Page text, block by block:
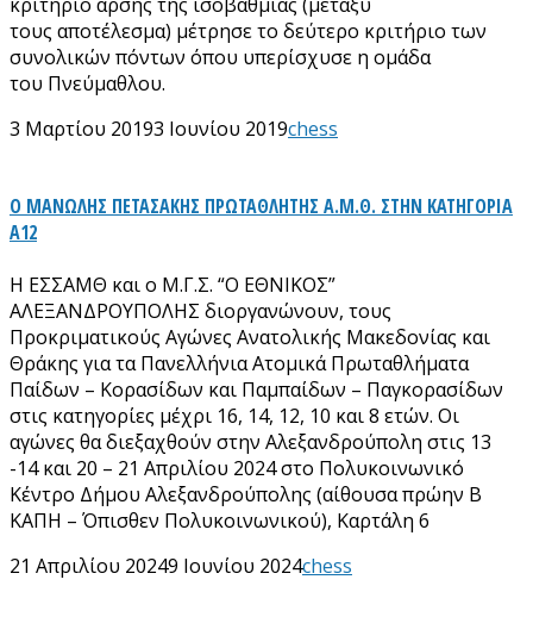
τους αποτέλεσμα) μέτρησε το δεύτερο κριτήριο των
συνολικών πόντων όπου υπερίσχυσε η ομάδα
του Πνεύμαθλου.
3 Μαρτίου 20193 Ιουνίου 2019chess
Ο ΜΑΝΩΛΗΣ ΠΕΤΑΣΑΚΗΣ ΠΡΩΤΑΘΛΗΤΗΣ Α.Μ.Θ. ΣΤΗΝ ΚΑΤΗΓΟΡΙΑ
Α12
Η ΕΣΣΑΜΘ και ο Μ.Γ.Σ. “O ΕΘΝΙΚΟΣ”
ΑΛΕΞΑΝΔΡΟΥΠΟΛΗΣ διοργανώνουν, τους
Προκριματικούς Αγώνες Ανατολικής Μακεδονίας και
Θράκης για τα Πανελλήνια Ατομικά Πρωταθλήματα
Παίδων – Κορασίδων και Παμπαίδων – Παγκορασίδων
στις κατηγορίες μέχρι 16, 14, 12, 10 και 8 ετών. Οι
αγώνες θα διεξαχθούν στην Αλεξανδρούπολη στις 13
-14 και 20 – 21 Απριλίου 2024 στο Πολυκοινωνικό
Κέντρο Δήμου Αλεξανδρούπολης (αίθουσα πρώην Β
ΚΑΠΗ – Όπισθεν Πολυκοινωνικού), Καρτάλη 6
21 Απριλίου 20249 Ιουνίου 2024chess